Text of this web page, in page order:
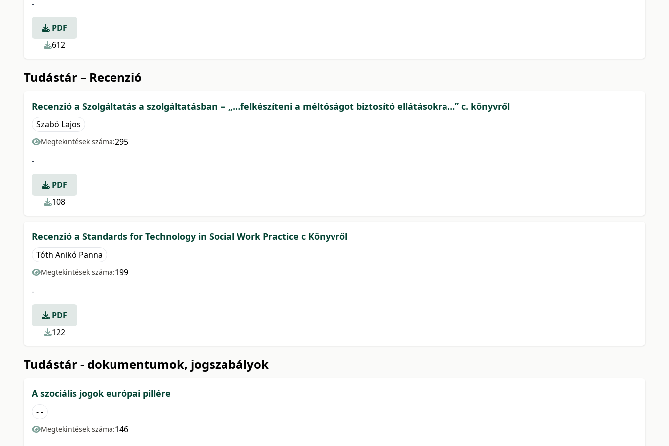
-
PDF
612
Tudástár – Recenzió
Recenzió a Szolgáltatás a szolgáltatásban − „…felkészíteni a méltóságot biztosító ellátásokra…” c. könyvről
Szabó Lajos
Megtekintések száma:295
-
PDF
108
Recenzió a Standards for Technology in Social Work Practice c Könyvről
Tóth Anikó Panna
Megtekintések száma:199
-
PDF
122
Tudástár - dokumentumok, jogszabályok
A szociális jogok európai pillére
- -
Megtekintések száma:146